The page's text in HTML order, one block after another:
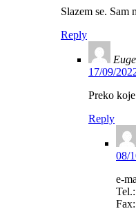
Slazem se. Sam
Reply
17/09/
Preko
Reply
08/
e-